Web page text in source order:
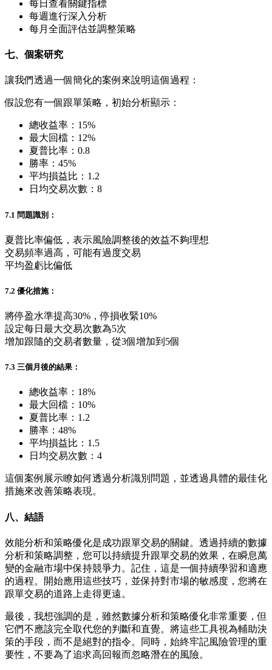
每日查看關鍵指標
每週進行深入分析
每月全面評估並調整策略
七、個案研究
讓我們透過一個簡化的案例來說明這個過程：
假設您有一個跟單策略，初始分析顯示：
總收益率：15%
最大回檔：12%
夏普比率：0.8
勝率：45%
平均損益比：1.2
日均交易次數：8
7.1 問題識別：
夏普比率偏低，表示風險調整後的效益不夠理想
交易頻率過高，可能有過度交易
平均盈虧比偏低
7.2 優化措施：
將停盈水準提高30%，停損收緊10%
設定每日最大交易次數為5次
增加跟隨的交易者數量，從3個增加到5個
7.3 三個月後的結果：
總收益率：18%
最大回檔：10%
夏普比率：1.2
勝率：48%
平均損益比：1.5
日均交易次數：4
這個案例展示瞭如何透過分析識別問題，並透過具體的最佳化
措施來改善策略表現。
八、結語
效能分析和策略優化是成功跟單交易的關鍵。透過持續的數據
分析和策略調整，您可以持續提升跟單交易的效果，在瞬息萬
變的金融市場中保持競爭力。記住，這是一個持續學習和適應
的過程。開始應用這些技巧，並保持對市場的敏感度，您將在
跟單交易的道路上走得更遠。
最後，我想強調的是，雖然數據分析和策略優化非常重要，但
它們不應該完全取代您的判斷和直覺。將這些工具視為輔助決
策的手段，而不是絕對的指令。同時，始終牢記風險管理的重
要性，不要為了追求高回報而忽略潛在的風險。